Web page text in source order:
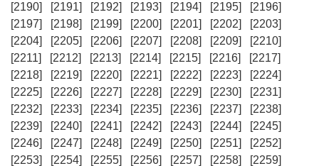
[2190]
[2191] [2192] [2193] [2194] [2195]
[2196]
[2197]
[2198] [2199] [2200] [2201] [2202]
[2203]
[2204]
[2205] [2206] [2207] [2208] [2209]
[2210]
[2211]
[2212] [2213] [2214] [2215] [2216]
[2217]
[2218]
[2219] [2220] [2221] [2222] [2223]
[2224]
[2225]
[2226] [2227] [2228] [2229] [2230]
[2231]
[2232]
[2233] [2234] [2235] [2236] [2237]
[2238]
[2239]
[2240] [2241] [2242] [2243] [2244]
[2245]
[2246]
[2247] [2248] [2249] [2250] [2251]
[2252]
[2253]
[2254] [2255] [2256] [2257] [2258]
[2259]